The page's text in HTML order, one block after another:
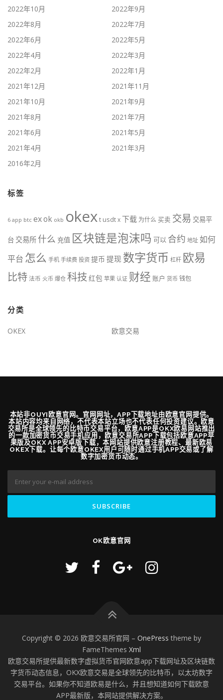
2022年10月
2022年9月
2022年8月
2022年7月
2022年6月
2022年5月
2022年4月
2022年3月
2022年2月
2022年1月
2021年12月
2021年11月
2021年10月
2021年9月
2021年8月
2021年7月
2021年6月
2021年5月
2021年4月
2021年3月
2016年2月
标签
6 app btc exok okb okext usdtx下载 为什么 买卖 交易 交易平
台 交易所 什么 充值 区块链是泡沫吗 可以 合约 地址 如何
平台 怎么 手机 手续费 投资 提币 提现 数字货币 杠杆 欧易
比特法币 火币 爆仓 科技 红包 苹果 认证 财经 账户 货币 钱包
分类
OKEX 欧意交易
本站非OUYI欧意官网。官网网址，APP下载地址由欧意官网提供。
本站内容均来自网络，不代表本站立场也不代表任何投资建议。欧意
交易所是全球领先的比特币交易平台，欧意APP是OKX欧易网站推出
的一款加密货币交易手机应用，欧意交易所APP下载包括欧意APP苹
果版及OKX APP安卓版下载，本网站提供欧意注册教程、最新欧易
OKEX下载。让每个欧意OKEX用户可随时通过手机APP交易或了解
数字加密货币动态。
OK欧意官网
Copyright © 2026 欧意交易所官网 – OnePress theme by
FameThemes Xml
欧意交易所提供最新数字虚拟货币官网欧意app下载网址及区块链数
字货币动态信息，OKX欧意交易是全球领先的比特币，以太坊数字
交易平台。如果你不知道欧易是什么，并且想知道如何下载欧意
APP最新版，本网站提供解决方案。